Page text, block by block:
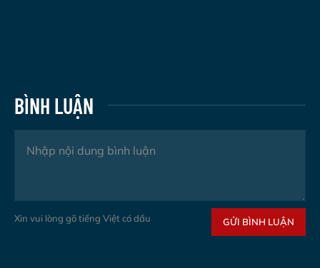
BÌNH LUẬN
Xin vui lòng gõ tiếng Việt có dấu GỬI BÌNH LUẬN